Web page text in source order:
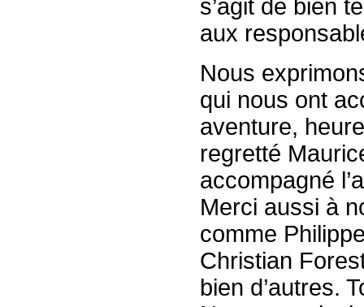
s’agit de bien
aux
Nous
qui nous ont
aventure,
regretté
accompagné
Merci aussi à
comme
Christian
bien d’autres.